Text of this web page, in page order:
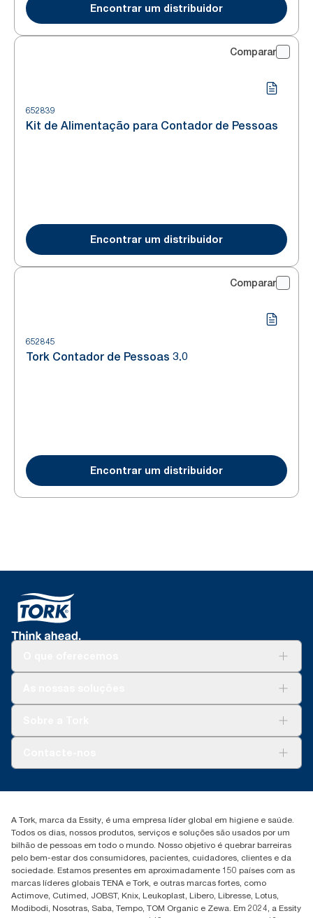
Encontrar um distribuidor
Comparar
652839
Kit de Alimentação para Contador de Pessoas
Encontrar um distribuidor
Comparar
652845
Tork Contador de Pessoas 3.0
Encontrar um distribuidor
+351 218 985 110
A Tork, marca da Essity, é uma empresa líder global em higiene e saúde.
Todos os dias, nossos produtos, serviços e soluções são usados por um
bilhão de pessoas em todo o mundo. Nosso objetivo é quebrar barreiras
pelo bem-estar dos consumidores, pacientes, cuidadores, clientes e da
sociedade. Estamos presentes em aproximadamente 150 países com as
marcas líderes globais TENA e Tork, e outras marcas fortes, como
Actimove, Cutimed, JOBST, Knix, Leukoplast, Libero, Libresse, Lotus,
Modibodi, Nosotras, Saba, Tempo, TOM Organic e Zewa. Em 2024, a Essity